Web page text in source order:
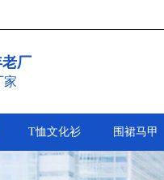
厂
家
T恤文化衫 围裙马甲